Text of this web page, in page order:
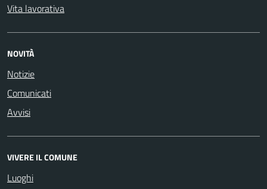
Vita lavorativa
NOVITÀ
Notizie
Comunicati
Avvisi
VIVERE IL COMUNE
Luoghi